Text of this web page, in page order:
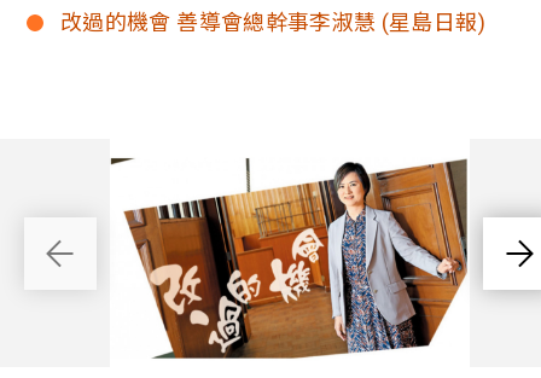
改過的機會 善導會總幹事李淑慧 (星島日報)